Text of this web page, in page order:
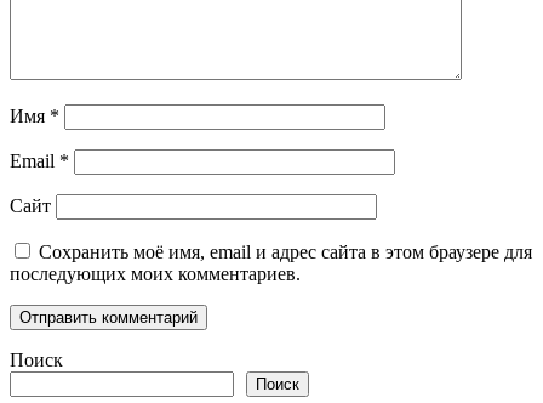
Имя *
Email *
Сайт
Сохранить моё имя, email и адрес сайта в этом браузере для
последующих моих комментариев.
Поиск
Поиск